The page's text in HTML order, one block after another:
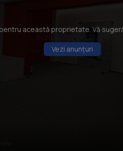
această proprietate. Vă
Vezi anunțuri